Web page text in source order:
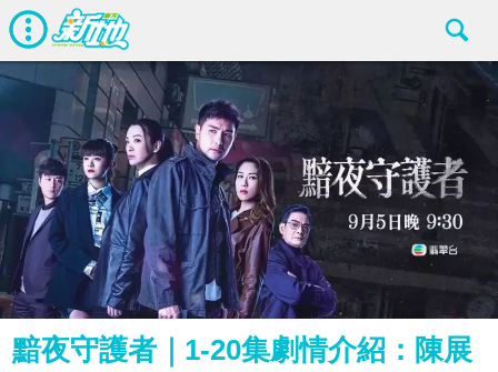
黯夜守護者｜1-20集劇情介紹：陳展